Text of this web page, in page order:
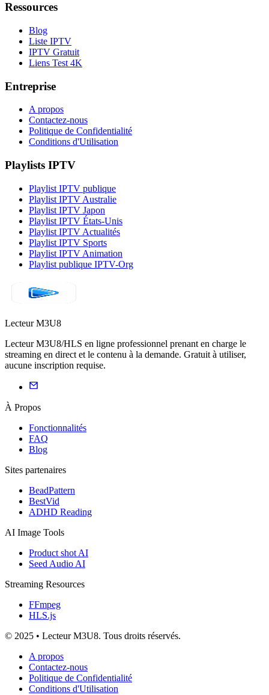
Ressources
Blog
Liste IPTV
IPTV Gratuit
Liens Test 4K
Entreprise
A propos
Contactez-nous
Politique de Confidentialité
Conditions d'Utilisation
Playlists IPTV
Playlist IPTV publique
Playlist IPTV Australie
Playlist IPTV Japon
Playlist IPTV États-Unis
Playlist IPTV Actualités
Playlist IPTV Sports
Playlist IPTV Animation
Playlist publique IPTV-Org
Lecteur M3U8
Lecteur M3U8/HLS en ligne professionnel prenant en charge le
streaming en direct et le contenu à la demande. Gratuit à utiliser,
aucune inscription requise.
À Propos
Fonctionnalités
FAQ
Blog
Sites partenaires
BeadPattern
BestVid
ADHD Reading
AI Image Tools
Product shot AI
Seed Audio AI
Streaming Resources
FFmpeg
HLS.js
© 2025 • Lecteur M3U8. Tous droits réservés.
A propos
Contactez-nous
Politique de Confidentialité
Conditions d'Utilisation